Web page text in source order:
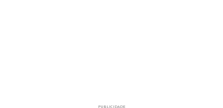
PUBLICIDADE